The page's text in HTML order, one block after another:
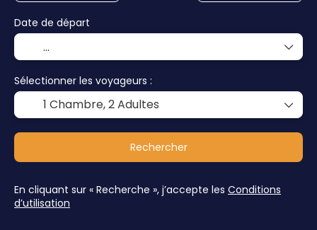
Date de départ
Sélectionner les voyageurs :
1 Chambre,2 Adultes
Rechercher
En cliquant sur « Recherche », j’accepte les Conditions
d’utilisation